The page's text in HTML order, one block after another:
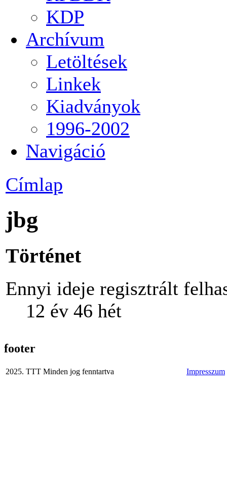
KDP
Archívum
Letöltések
Linkek
Kiadványok
1996-2002
Navigáció
Címlap
jbg
Történet
Ennyi ideje regisztrált
12 év 46 hét
footer
2025. TTT Minden jog fenntartva Impresszum